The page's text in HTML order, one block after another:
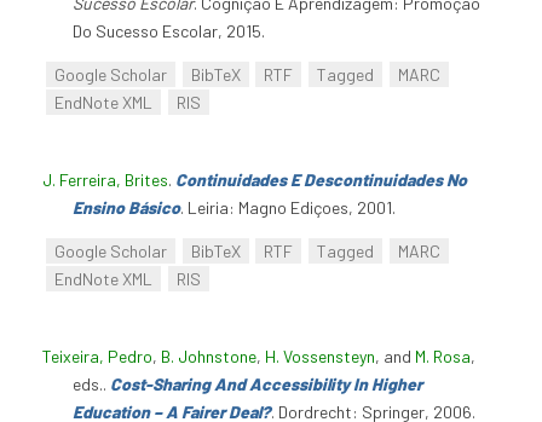
Do Sucesso Escolar, 2015.
Google Scholar BibTeX RTF Tagged
MARC
EndNote XML
RIS
J. Ferreira, Brites. Continuidades E Descontinuidades No
Ensino Básico. Leiria: Magno Ediçoes, 2001.
Google Scholar BibTeX RTF Tagged
MARC
EndNote XML
RIS
Teixeira, Pedro, B. Johnstone, H. Vossensteyn, and M. Rosa,
eds.. Cost-Sharing And Accessibility In Higher
Education – A Fairer Deal?. Dordrecht: Springer, 2006.